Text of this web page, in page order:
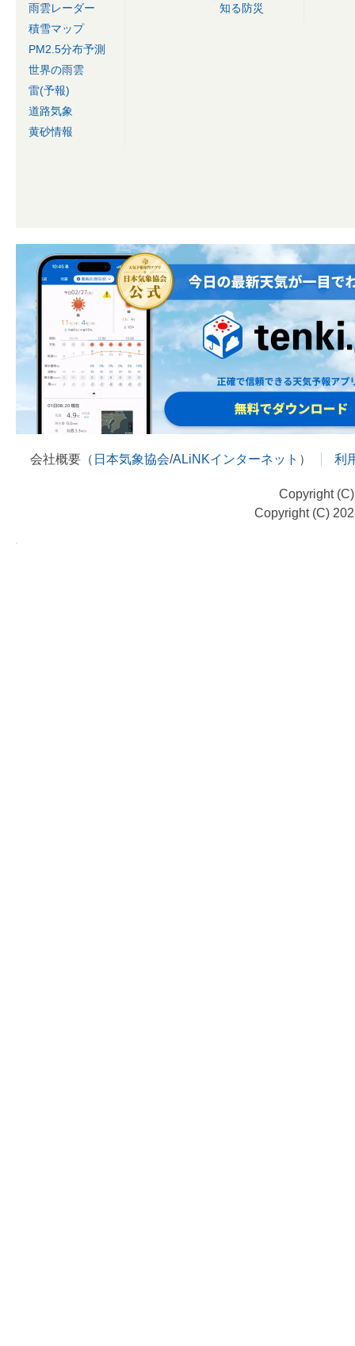
雨雲レーダー
積雪マップ
PM2.5分布予測
世界の雨雲
雷(予報)
道路気象
黄砂情報
知る防災
会社概要（ 日本気象協会/ALiNKインターネット ） 利
Copyright
Copyright (C)